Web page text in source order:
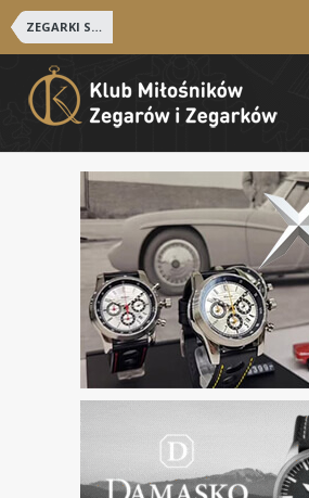
ZEGARKI SZWAJCARSKIE i NIEMIECKIE